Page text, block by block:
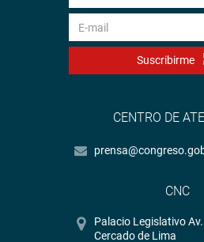
Suscribirme
CENTRO DE
CNC
Palacio Legislativo
Cercado de Lima